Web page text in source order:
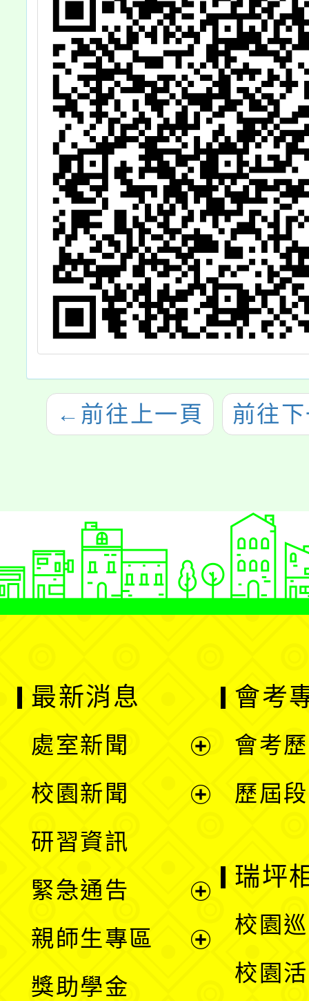
← 前往上一頁 前往
最新消息
處室新聞
單
校園新聞
選
單
研習資訊
緊急通告
親師生專區
獎助學金
會考
會考
歷屆
瑞坪
校園
校園